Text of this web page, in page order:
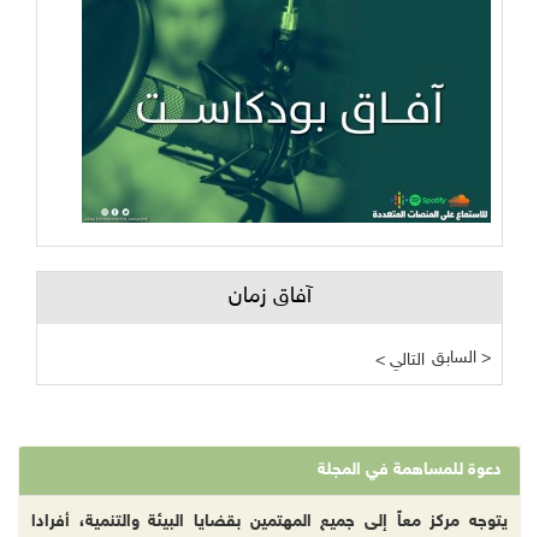
آفاق زمان
< التالي السابق >
دعوة للمساهمة في المجلة
يتوجه مركز معاً إلى جميع المهتمين بقضايا البيئة والتنمية، أفرادا